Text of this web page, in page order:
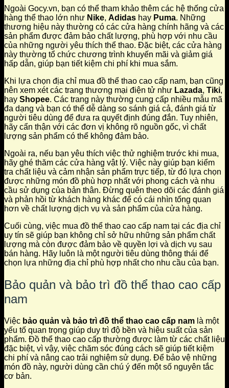
Ngoài Gocy.vn, bạn có thể tham khảo thêm các hệ thống cửa
hàng thể thao lớn như Nike, Adidas hay Puma. Những
thương hiệu này thường có các cửa hàng chính hãng và các
sản phẩm được đảm bảo chất lượng, phù hợp với nhu cầu
của những người yêu thích thể thao. Đặc biệt, các cửa hàng
này thường tổ chức chương trình khuyến mãi và giảm giá
hấp dẫn, giúp bạn tiết kiệm chi phí khi mua sắm.
Khi lựa chọn địa chỉ mua đồ thể thao cao cấp nam, bạn cũng
nên xem xét các trang thương mại điện tử như Lazada, Tiki,
hay Shopee. Các trang này thường cung cấp nhiều mẫu mã
đa dạng và bạn có thể dễ dàng so sánh giá cả, đánh giá từ
người tiêu dùng để đưa ra quyết định đúng đắn. Tuy nhiên,
hãy cẩn thận với các đơn vị không rõ nguồn gốc, vì chất
lượng sản phẩm có thể không đảm bảo.
Ngoài ra, nếu bạn yêu thích việc thử nghiệm trước khi mua,
hãy ghé thăm các cửa hàng vật lý. Việc này giúp bạn kiểm
tra chất liệu và cảm nhận sản phẩm trực tiếp, từ đó lựa chọn
được những món đồ phù hợp nhất với phong cách và nhu
cầu sử dụng của bản thân. Đừng quên theo dõi các đánh giá
và phản hồi từ khách hàng khác để có cái nhìn tổng quan
hơn về chất lượng dịch vụ và sản phẩm của cửa hàng.
Cuối cùng, việc mua đồ thể thao cao cấp nam tại các địa chỉ
uy tín sẽ giúp bạn không chỉ sở hữu những sản phẩm chất
lượng mà còn được đảm bảo về quyền lợi và dịch vụ sau
bán hàng. Hãy luôn là một người tiêu dùng thông thái để
chọn lựa những địa chỉ phù hợp nhất cho nhu cầu của bạn.
Bảo quản và bảo trì đồ thể thao cao cấp
nam
Việc bảo quản và bảo trì đồ thể thao cao cấp nam là một
yếu tố quan trọng giúp duy trì độ bền và hiệu suất của sản
phẩm. Đồ thể thao cao cấp thường được làm từ các chất liệu
đặc biệt, vì vậy, việc chăm sóc đúng cách sẽ giúp tiết kiệm
chi phí và nâng cao trải nghiệm sử dụng. Để bảo vệ những
món đồ này, người dùng cần chú ý đến một số nguyên tắc
cơ bản.